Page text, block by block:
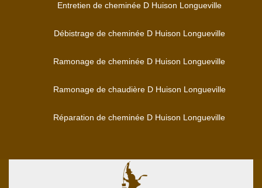
Entretien de cheminée D Huison Longueville
Débistrage de cheminée D Huison Longueville
Ramonage de cheminée D Huison Longueville
Ramonage de chaudière D Huison Longueville
Réparation de cheminée D Huison Longueville